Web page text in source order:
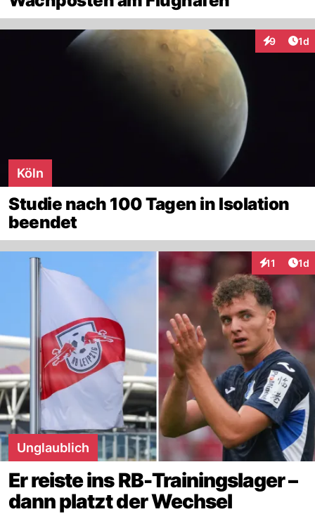
9 1d
Köln
Studie nach 100 Tagen in Isolation
beendet
11 1d
Unglaublich
Er reiste ins RB-Trainingslager –
dann platzt der Wechsel